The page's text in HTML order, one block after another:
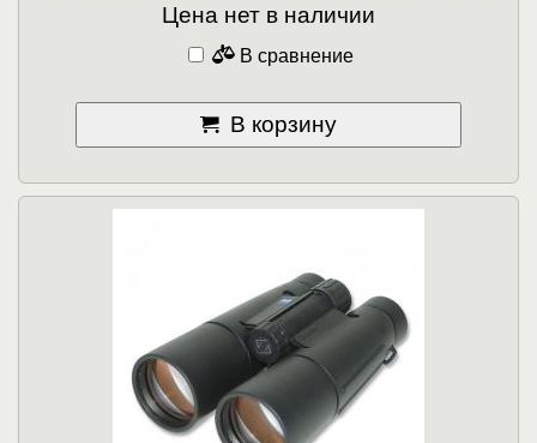
Цена нет в наличии
В сравнение
В корзину